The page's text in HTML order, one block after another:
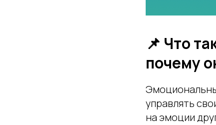
📌 Что
почему
управлять
на эмоции